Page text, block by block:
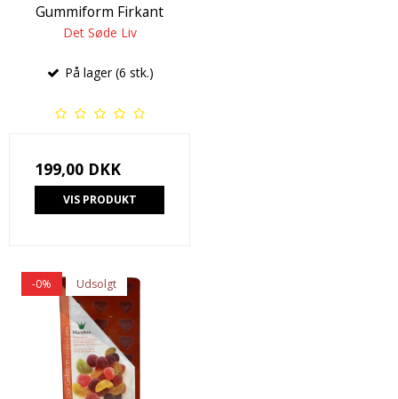
Gummiform Firkant
Det Søde Liv
På lager (6 stk.)
199,00 DKK
VIS PRODUKT
-0% Udsolgt